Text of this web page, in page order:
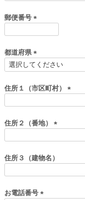
)
郵便番号
須
)
都道府県
(
須
)
住所１（市区町村）
)
住所２（番地）
須
)
住所３（建物名）
お電話番号